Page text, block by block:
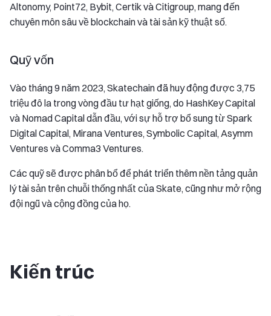
Altonomy, Point72, Bybit, Certik và Citigroup, mang đến
chuyên môn sâu về blockchain và tài sản kỹ thuật số.
Quỹ vốn
Vào tháng 9 năm 2023, Skatechain đã huy động được 3,75
triệu đô la trong vòng đầu tư hạt giống, do HashKey Capital
và Nomad Capital dẫn đầu, với sự hỗ trợ bổ sung từ Spark
Digital Capital, Mirana Ventures, Symbolic Capital, Asymm
Ventures và Comma3 Ventures.
Các quỹ sẽ được phân bổ để phát triển thêm nền tảng quản
lý tài sản trên chuỗi thống nhất của Skate, cũng như mở rộng
đội ngũ và cộng đồng của họ.
Kiến trúc